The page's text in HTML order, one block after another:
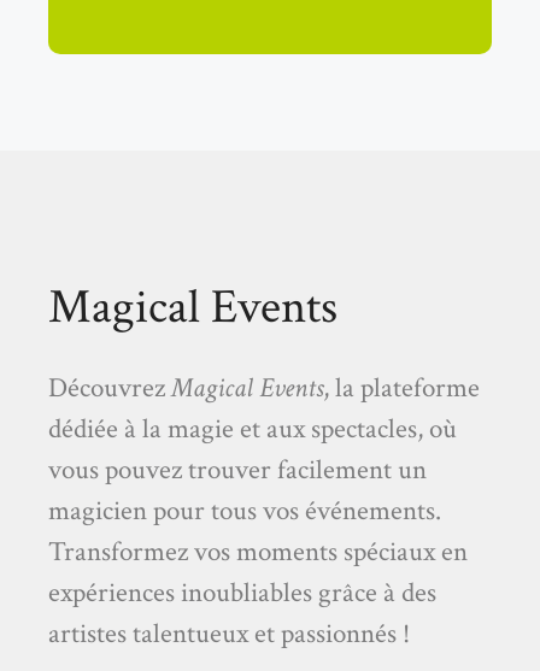
Magical Events
DécouvrezMagical Events, la plateforme
dédiée à la magie et aux spectacles, où
vous pouvez trouver facilement un
magicien pour tous vos événements.
Transformez vos moments spéciaux en
expériences inoubliables grâce à des
artistes talentueux et passionnés !